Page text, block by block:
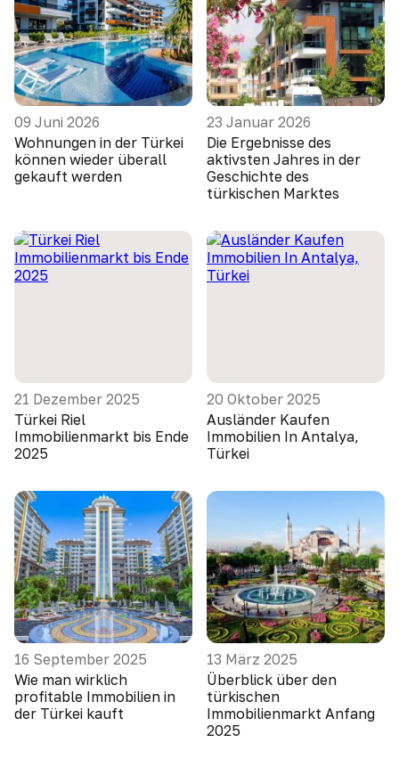
09 Juni 2026
Wohnungen in der Türkei
können wieder überall
gekauft werden
23 Januar 2026
Die Ergebnisse des
aktivsten Jahres in der
Geschichte des
türkischen Marktes
21 Dezember 2025
Türkei Riel
Immobilienmarkt bis Ende
2025
20 Oktober 2025
Ausländer Kaufen
Immobilien In Antalya,
Türkei
16 September 2025
Wie man wirklich
profitable Immobilien in
der Türkei kauft
13 März 2025
Überblick über den
türkischen
Immobilienmarkt Anfang
2025